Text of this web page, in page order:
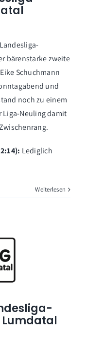
bärenstarke zweite
Schuchmann
und
noch zu einem
Liga-Neuling damit
Lediglich
Weiterlesen
Lumdatal